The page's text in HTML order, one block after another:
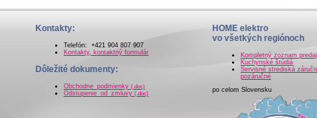
Kontakty:
Telefón: +421 904 807 907
Kontakty, kontaktný formulár
Dôležité dokumenty:
Obchodne_podmienky (.doc)
Odstupenie_od_zmluvy (.doc)
HOME elektro
vo všetkých regiónoch
Kompletný zoznam
Kuchynské štúdiá
Servisné strediská
pozáručné
po celom Slovensku